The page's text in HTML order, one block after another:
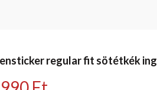
regular fit sötétkék ing